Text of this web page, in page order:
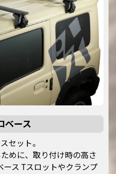
ベース
セット。
めに、取り付け時の高さ
ース Tスロットやクランプ